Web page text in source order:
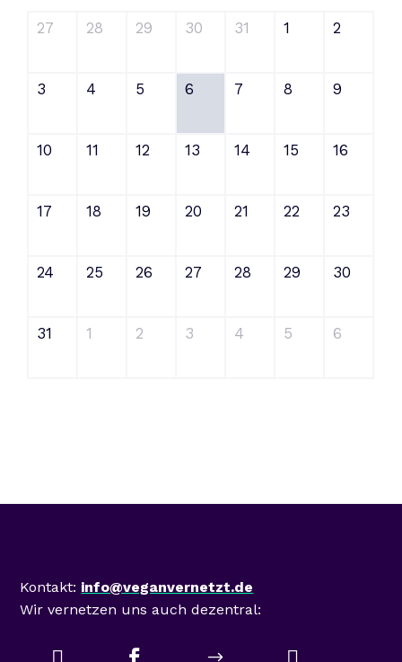
27 28 29 30 31 1 2
3 4 5 6 7 8 9
10 11 12 13 14 15 16
17 18 19 20 21 22 23
24 25 26 27 28 29 30
31 1 2 3 4 5 6
Kontakt: info@veganvernetzt.de
Wir vernetzen uns auch dezentral:
 $